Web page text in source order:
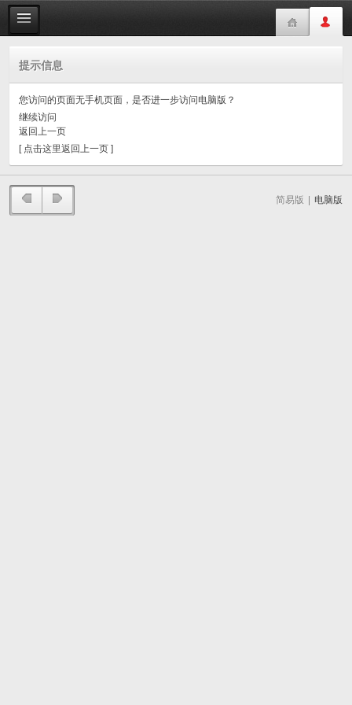
提示信息
您访问的页面无手机页面，是否进一步访问电脑版？
继续访问
返回上一页
[ 点击这里返回上一页 ]
简易版 电脑版